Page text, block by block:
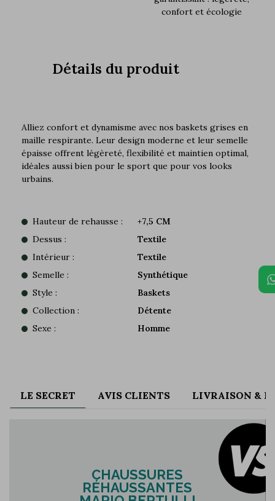
confort et écologie
Détails du produit
Alliez confort et dynamisme avec nos baskets grises en
maille respirante. Leur design moderne et leur semelle
épaisse offrent légèreté, flexibilité et maintien optimal,
idéales aussi bien pour le sport que pour vos looks
urbains.
Hauteur de rehausse :
+7,5 CM
Dessus :
Textile
Intérieur :
Textile
Semelle :
Synthétique
Style :
Baskets
Collection :
Détente
Sexe :
Homme
LE SECRET AVIS CLIENTS LIVRAISON &
CHAUSSURES
RÉHAUSSANTES